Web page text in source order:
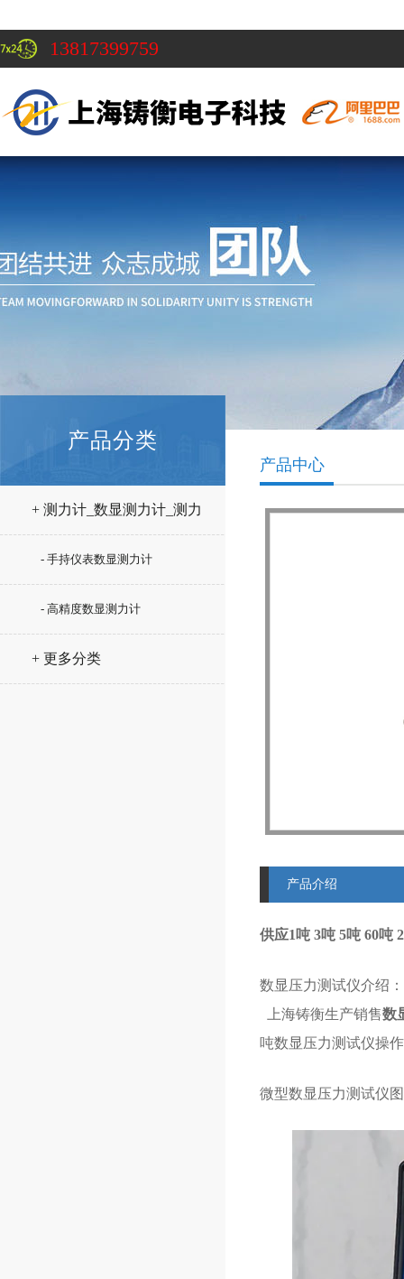
13817399759
产品分类
+ 测力计_数显测力计_测力
- 手持仪表数显测力计
- 高精度数显测力计
+ 更多分类
产品中心
产品介绍
供应1吨 3吨 5吨 60吨
数显压力测试仪介绍：
上海铸衡生产销售数
吨数显压力测试仪操
微型数显压力测试仪